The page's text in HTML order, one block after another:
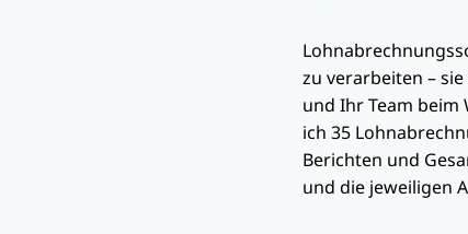
zu verarbeiten –
und Ihr Team
ich 35
Berichten und
und die jeweiligen